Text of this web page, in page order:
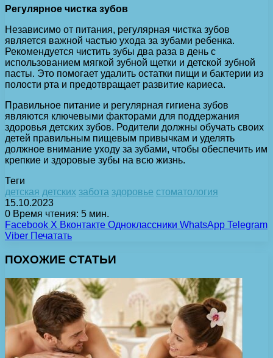
Регулярное чистка зубов
Независимо от питания, регулярная чистка зубов
является важной частью ухода за зубами ребенка.
Рекомендуется чистить зубы два раза в день с
использованием мягкой зубной щетки и детской зубной
пасты. Это помогает удалить остатки пищи и бактерии из
полости рта и предотвращает развитие кариеса.
Правильное питание и регулярная гигиена зубов
являются ключевыми факторами для поддержания
здоровья детских зубов. Родители должны обучать своих
детей правильным пищевым привычкам и уделять
должное внимание уходу за зубами, чтобы обеспечить им
крепкие и здоровые зубы на всю жизнь.
Теги
детская детских забота здоровье стоматология
15.10.2023
0 Время чтения: 5 мин.
Facebook X Вконтакте Одноклассники WhatsApp Telegram
Viber Печатать
ПОХОЖИЕ СТАТЬИ